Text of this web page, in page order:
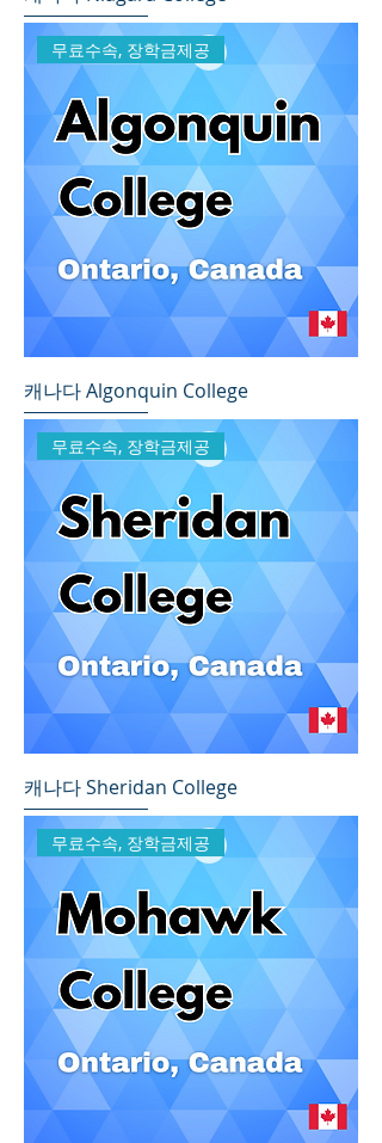
무료수속, 장학금제공
캐나다 Algonquin College
무료수속, 장학금제공
캐나다 Sheridan College
무료수속, 장학금제공